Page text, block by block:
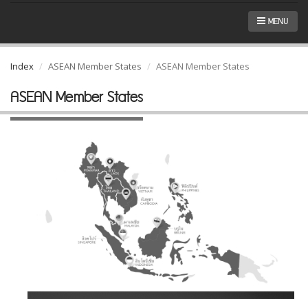
MENU
Index ASEAN Member States ASEAN Member States
ASEAN Member States